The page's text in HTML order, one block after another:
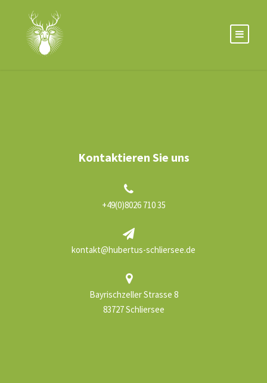
Kontaktieren Sie uns
+49(0)8026 710 35
kontakt@hubertus-schliersee.de
Bayrischzeller Strasse 8
83727 Schliersee